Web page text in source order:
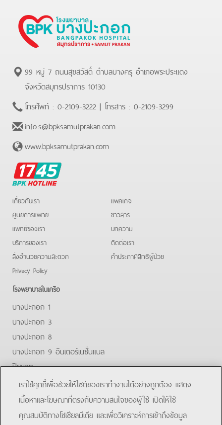
99 หมู่ 7 ถนนสุขสวัสดิ์ ตำบลบางครุ อำเภอพระประแดง
จังหวัดสมุทรปราการ 10130
โทรศัพท์ : 0-2109-3222 | โทรสาร : 0-2109-3299
info.s@bpksamutprakan.com
www.bpksamutprakan.com
BPK
Hotline
เกี่ยวกับเรา
ศูนย์การแพทย์
แพทย์ของเรา
บริการของเรา
สิ่งอำนวยความสะดวก
Privacy Policy
แพคเกจ
ข่าวสาร
บทความ
ติดต่อเรา
คําประกาศสิทธิผู้ป่วย
โรงพยาบาลในเครือ
บางปะกอก 1
บางปะกอก 3
บางปะกอก 8
บางปะกอก 9 อินเตอร์เนชั่นแนล
ปิยะเวท
บางปะกอก-รังสิต 2
บางปะกอกสมุทรปราการ
FacebookLine
เราใช้คุกกี้เพื่อช่วยให้ไซต์ของเราทำงานได้อย่างถูกต้อง แสดง
เนื้อหาและโฆษณาที่ตรงกับความสนใจของผู้ใช้ เปิดให้ใช้
คุณสมบัติทางโซเชียลมีเดีย และเพื่อวิเคราะห์การเข้าถึงข้อมูล